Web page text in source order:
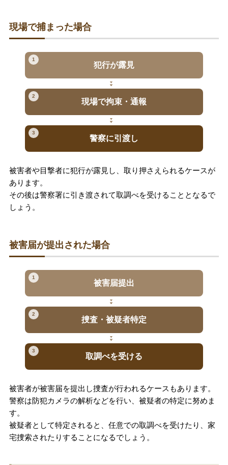
現場で捕まった場合
1
犯行が露見
2
現場で拘束・通報
3
警察に引渡し
被害者や目撃者に犯行が露見し、取り押さえられるケースが
あります。
その後は警察署に引き渡されて取調べを受けることとなるで
しょう。
被害届が提出された場合
1
被害届提出
2
捜査・被疑者特定
3
取調べを受ける
被害者が被害届を提出し捜査が行われるケースもあります。
警察は防犯カメラの解析などを行い、被疑者の特定に努めま
す。
被疑者として特定されると、任意での取調べを受けたり、家
宅捜索されたりすることになるでしょう。